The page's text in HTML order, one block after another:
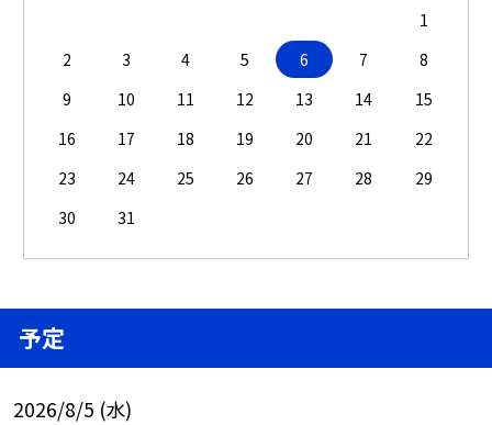
1
2
3 4 5 6 7
8
9
10 11 12 13 14
15
16
17 18 19 20 21
22
23
24 25 26 27 28
29
30
31
予定
2026/8/5 (水)